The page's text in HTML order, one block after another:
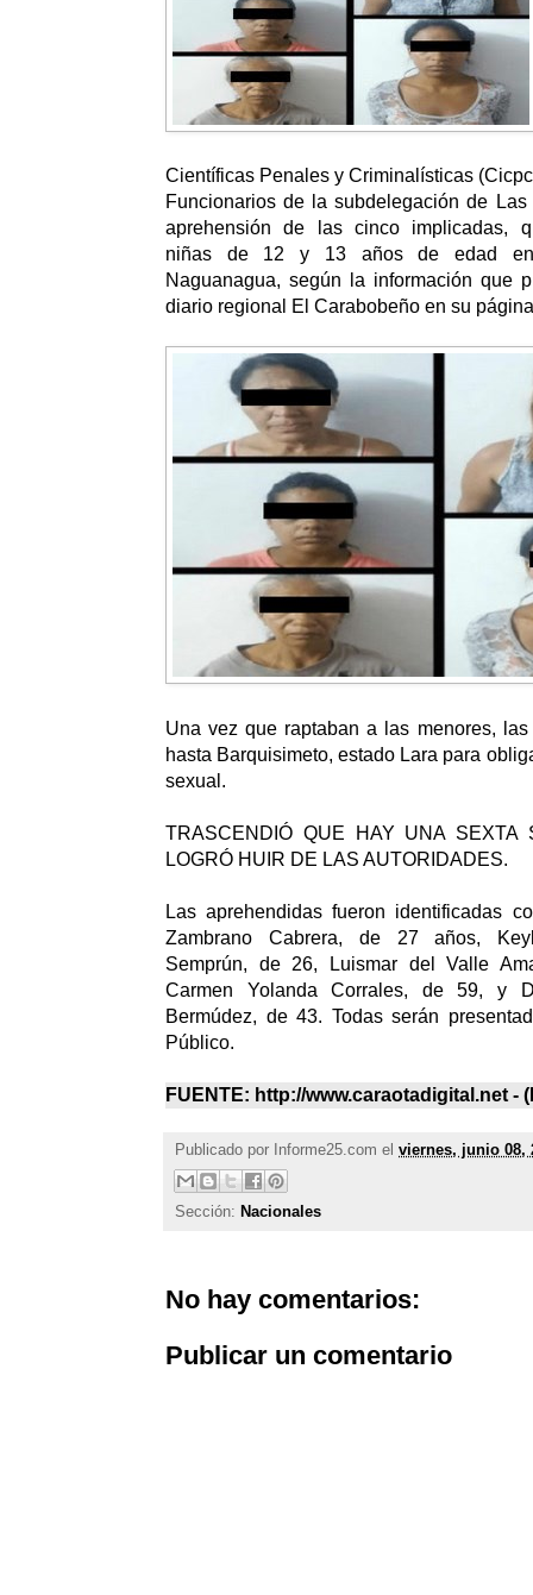
Científicas Penales y Criminalísticas
Funcionarios de la subdelegación de
aprehensión de las cinco implicadas,
niñas de 12 y 13 años de edad
Naguanagua, según la información que
diario regional El Carabobeño en su
Una vez que raptaban a las menores,
hasta Barquisimeto, estado Lara para
sexual.
TRASCENDIÓ QUE HAY UNA SEXTA
LOGRÓ HUIR DE LAS AUTORIDADES.
Las aprehendidas fueron identificadas
Zambrano Cabrera, de 27 años,
Semprún, de 26, Luismar del Valle
Carmen Yolanda Corrales, de 59, y
Bermúdez, de 43. Todas serán
Público.
FUENTE: http://www.caraotadigital.net - (
Publicado por Informe25.com el viernes, junio 08,
Sección: Nacionales
No hay comentarios:
Publicar un comentario